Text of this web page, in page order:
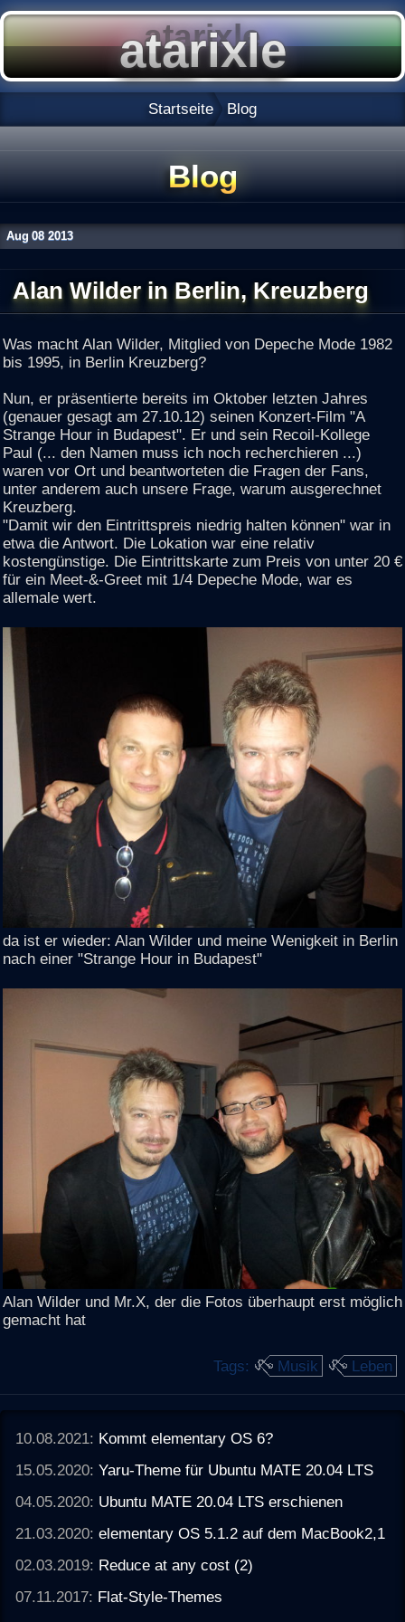
Startseite Blog
Blog
Aug 08 2013
Alan Wilder in Berlin, Kreuzberg
Was macht Alan Wilder, Mitglied von Depeche Mode 1982
bis 1995, in Berlin Kreuzberg?
Nun, er präsentierte bereits im Oktober letzten Jahres
(genauer gesagt am 27.10.12) seinen Konzert-Film "A
Strange Hour in Budapest". Er und sein Recoil-Kollege
Paul (... den Namen muss ich noch recherchieren ...)
waren vor Ort und beantworteten die Fragen der Fans,
unter anderem auch unsere Frage, warum ausgerechnet
Kreuzberg.
"Damit wir den Eintrittspreis niedrig halten können" war in
etwa die Antwort. Die Lokation war eine relativ
kostengünstige. Die Eintrittskarte zum Preis von unter 20 €
für ein Meet-&-Greet mit 1/4 Depeche Mode, war es
allemale wert.
da ist er wieder: Alan Wilder und meine Wenigkeit in Berlin
nach einer "Strange Hour in Budapest"
Alan Wilder und Mr.X, der die Fotos überhaupt erst möglich
gemacht hat
Tags: Musik Leben
10.08.2021: Kommt elementary OS 6?
15.05.2020:Yaru-Theme für Ubuntu MATE 20.04 LTS
04.05.2020: Ubuntu MATE 20.04 LTS erschienen
21.03.2020:elementary OS 5.1.2 auf dem MacBook2,1
02.03.2019: Reduce at any cost (2)
07.11.2017: Flat-Style-Themes